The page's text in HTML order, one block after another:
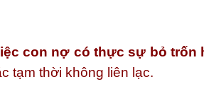
con nợ có thực sự bỏ trốn
tạm thời không liên lạc.